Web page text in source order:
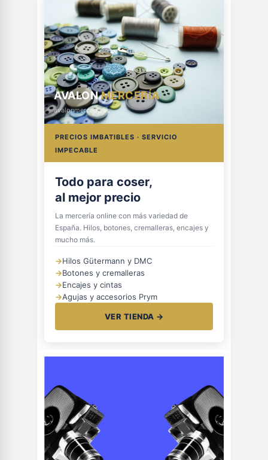
AVALONMERCERÍA
avalonmerceria.es
PRECIOS IMBATIBLES · SERVICIO
IMPECABLE
Todo para coser,
al mejor precio
La mercería online con más variedad de
España. Hilos, botones, cremalleras, encajes y
mucho más.
→Hilos Gütermann y DMC
→Botones y cremalleras
→Encajes y cintas
→Agujas y accesorios Prym
VER TIENDA →